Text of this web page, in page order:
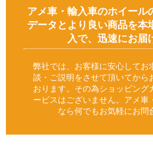
アメ車・輸入車のホイール
データとより良い商品を本
入で、迅速にお届
弊社では、お客様に安心してお
談・ご説明をさせて頂いてから
おります。その為ショッピング
ービスはございません。アメ車
なら何でもお気軽にお問